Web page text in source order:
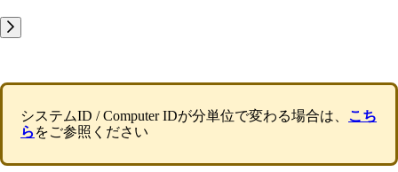
システムID / Computer IDが分単位で変わる場合は、 こち
ら をご参照ください